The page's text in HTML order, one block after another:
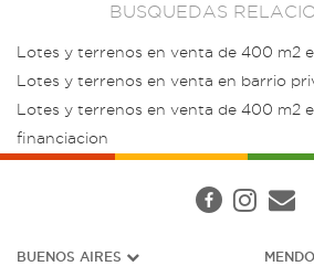
BUSQUEDAS
Lotes y terrenos en venta de 400 m2
Lotes y terrenos en venta en barrio
Lotes y terrenos en venta de 400 m2
financiacion
BUENOS AIRES